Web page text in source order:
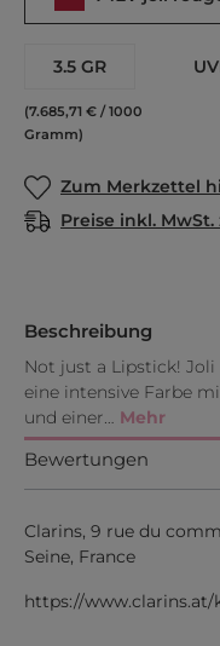
3.5 GR
(7.685,71 € / 1000
Gramm)
Zum Merkzettel
Preise inkl.
Beschreibung
Not just a Lipstick!
eine intensive Farbe
und einer… Mehr
Bewertungen
Clarins, 9 rue du
Seine, France
https://